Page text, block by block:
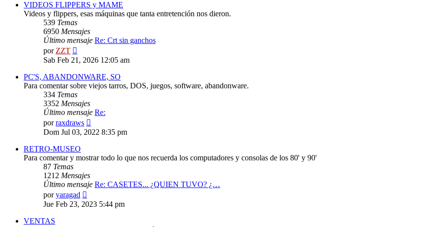
VIDEOS FLIPPERS y MAME
Videos y flippers, esas máquinas que tanta entretención nos dieron.
539 Temas
6950 Mensajes
Último mensaje Re: Crt sin ganchos
porZZT
último
Sab Feb 21, 2026 12:05 am
PC'S, ABANDONWARE, SO
Para comentar sobre viejos tarros, DOS, juegos, software, abandonware.
334 Temas
3352 Mensajes
Último mensaje Re:
porraxdraws
último
Dom Jul 03, 2022 8:35 pm
RETRO-MUSEO
Para comentar y mostrar todo lo que nos recuerda los computadores y consolas de los 80' y 90'
87 Temas
1212 Mensajes
Último mensaje Re: CASETES... ¿QUIEN TUVO? ¿…
poryaragad
último
Jue Feb 23, 2023 5:44 pm
VENTAS